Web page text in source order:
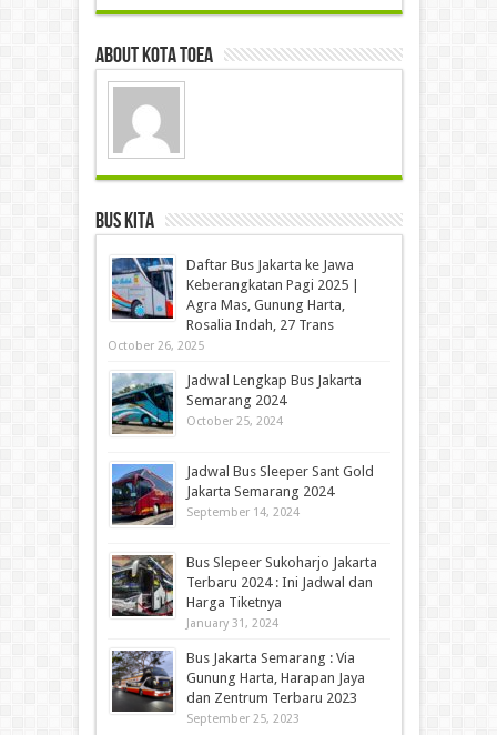
About Kota Toea
Bus Kita
Daftar Bus Jakarta ke Jawa
Keberangkatan Pagi 2025 |
Agra Mas, Gunung Harta,
Rosalia Indah, 27 Trans
October 26, 2025
Jadwal Lengkap Bus Jakarta
Semarang 2024
October 25, 2024
Jadwal Bus Sleeper Sant Gold
Jakarta Semarang 2024
September 14, 2024
Bus Slepeer Sukoharjo Jakarta
Terbaru 2024 : Ini Jadwal dan
Harga Tiketnya
January 31, 2024
Bus Jakarta Semarang : Via
Gunung Harta, Harapan Jaya
dan Zentrum Terbaru 2023
September 25, 2023